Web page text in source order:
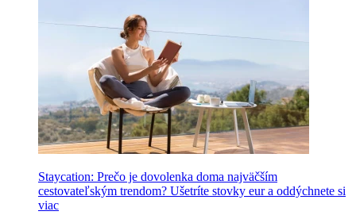
Staycation: Prečo je dovolenka doma najväčším
cestovateľským trendom? Ušetríte stovky eur a oddýchnete si
viac